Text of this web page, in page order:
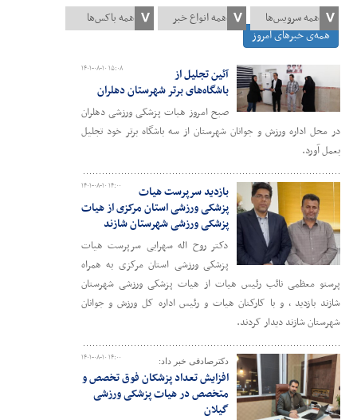
همه‌ی خبرهای امروز
۱۴۰۱-۰۸-۱۰ ۱۵:۰۸
آئین تجلیل از
باشگاه‌های برتر شهرستان دهلران
صبح امروز هیات پزشکی ورزشی دهلران
در محل اداره ورزش و جوانان شهرستان از سه باشگاه برتر خود تجلیل
بعمل آورد.
۱۴۰۱-۰۸-۱۰ ۱۴:۰۰
بازدید سرپرست هیات
پزشکی ورزشی استان مرکزی از هیات
پزشکی ورزشی شهرستان شازند
دکتر روح اله سهرابی سرپرست هیات
پزشکی ورزشی استان مرکزی به همراه
پرستو معظمی نائب رئیس هیات از هیات پزشکی ورزشی شهرستان
شازند بازدید ، و با کارکنان هیات و رئیس اداره کل ورزش و جوانان
شهرستان شازند دیدار کردند.
۱۴۰۱-۰۸-۱۰ ۱۴:۰۰ دکترصادقی خبر داد:
افزایش تعداد پزشکان فوق تخصص و
متخصص در هیات پزشکی ورزشی
گیلان